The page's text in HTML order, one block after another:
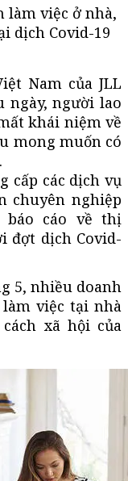
làm việc ở nhà,
dịch Covid-19
Nam của JLL
ngày, người lao
khái niệm về
mong muốn có
cấp các dịch vụ
chuyên nghiệp
báo cáo về thị
đợt dịch Covid-
5, nhiều doanh
việc tại nhà
xã hội của